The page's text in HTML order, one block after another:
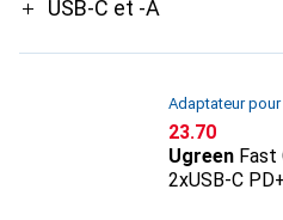
USB-C et -A
Adaptateur
CHF
23.70
Ugreen Fast
2xUSB-C